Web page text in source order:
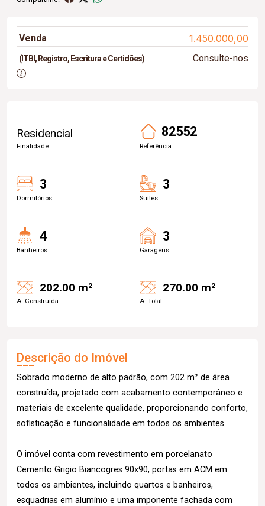
Venda 1.450.000,00
(ITBI, Registro, Escritura e Certidões) Consulte-nos
Residencial
Finalidade
82552
Referência
3
Dormitórios
3
Suítes
4
Banheiros
3
Garagens
202.00 m²
A. Construída
270.00 m²
A. Total
Descrição do Imóvel
Sobrado moderno de alto padrão, com 202 m² de área
construída, projetado com acabamento contemporâneo e
materiais de excelente qualidade, proporcionando conforto,
sofisticação e funcionalidade em todos os ambientes.
O imóvel conta com revestimento em porcelanato
Cemento Grigio Biancogres 90x90, portas em ACM em
todos os ambientes, incluindo quartos e banheiros,
esquadrias em alumínio e uma imponente fachada com